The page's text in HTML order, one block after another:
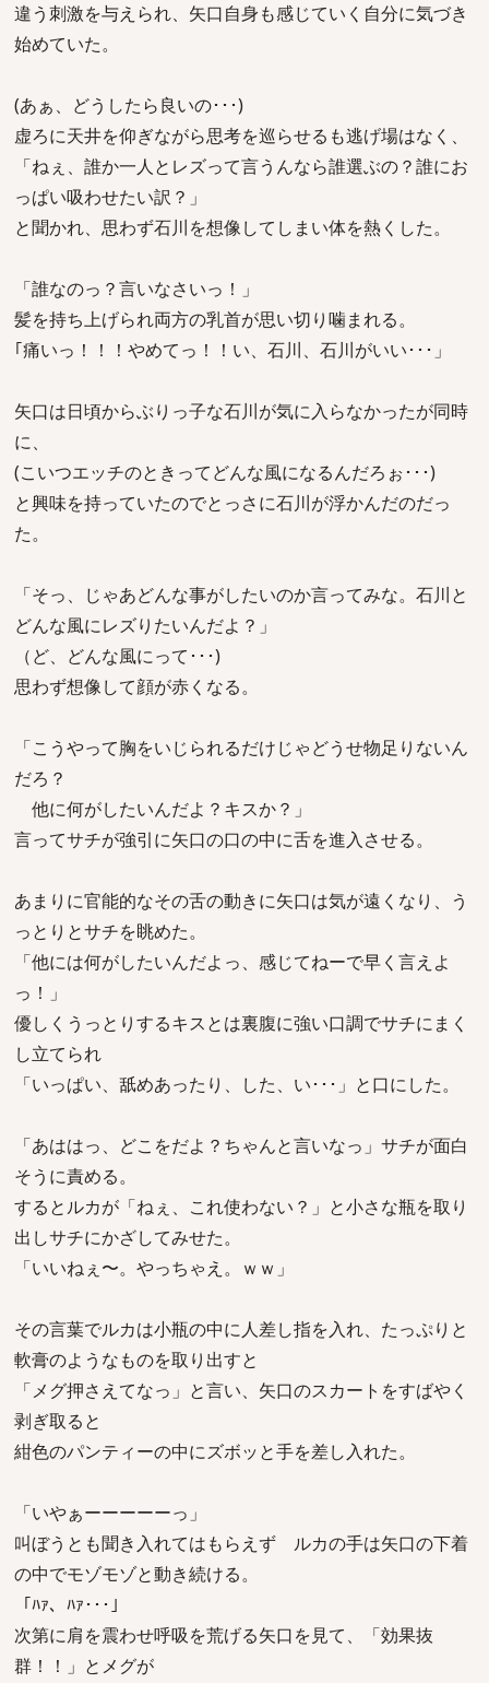
違う刺激を与えられ、矢口自身も感じていく自分に気づき
始めていた。
(あぁ、どうしたら良いの･･･)
虚ろに天井を仰ぎながら思考を巡らせるも逃げ場はなく、
「ねぇ、誰か一人とレズって言うんなら誰選ぶの？誰にお
っぱい吸わせたい訳？」
と聞かれ、思わず石川を想像してしまい体を熱くした。
「誰なのっ？言いなさいっ！」
髪を持ち上げられ両方の乳首が思い切り噛まれる。
｢痛いっ！！！やめてっ！！い、石川、石川がいい･･･」
矢口は日頃からぶりっ子な石川が気に入らなかったが同時
に、
(こいつエッチのときってどんな風になるんだろぉ･･･)
と興味を持っていたのでとっさに石川が浮かんだのだっ
た。
「そっ、じゃあどんな事がしたいのか言ってみな。石川と
どんな風にレズりたいんだよ？」
（ど、どんな風にって･･･)
思わず想像して顔が赤くなる。
「こうやって胸をいじられるだけじゃどうせ物足りないん
だろ？
他に何がしたいんだよ？キスか？」
言ってサチが強引に矢口の口の中に舌を進入させる。
あまりに官能的なその舌の動きに矢口は気が遠くなり、う
っとりとサチを眺めた。
「他には何がしたいんだよっ、感じてねーで早く言えよ
っ！」
優しくうっとりするキスとは裏腹に強い口調でサチにまく
し立てられ
「いっぱい、舐めあったり、した、い･･･」と口にした。
「あははっ、どこをだよ？ちゃんと言いなっ」サチが面白
そうに責める。
するとルカが「ねぇ、これ使わない？」と小さな瓶を取り
出しサチにかざしてみせた。
「いいねぇ〜。やっちゃえ。ｗｗ」
その言葉でルカは小瓶の中に人差し指を入れ、たっぷりと
軟膏のようなものを取り出すと
「メグ押さえてなっ」と言い、矢口のスカートをすばやく
剥ぎ取ると
紺色のパンティーの中にズボッと手を差し入れた。
「いやぁーーーーーっ」
叫ぼうとも聞き入れてはもらえず ルカの手は矢口の下着
の中でモゾモゾと動き続ける。
「ﾊｧ、ﾊｧ･･･」
次第に肩を震わせ呼吸を荒げる矢口を見て、「効果抜
群！！」とメグが